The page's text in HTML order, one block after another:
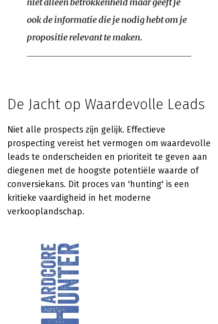
ook de informatie die je nodig hebt om je
propositie relevant te maken.
De Jacht op Waardevolle Leads
Niet alle prospects zijn gelijk. Effectieve
prospecting vereist het vermogen om waardevolle
leads te onderscheiden en prioriteit te geven aan
diegenen met de hoogste potentiële waarde of
conversiekans. Dit proces van 'hunting' is een
kritieke vaardigheid in het moderne
verkooplandschap.